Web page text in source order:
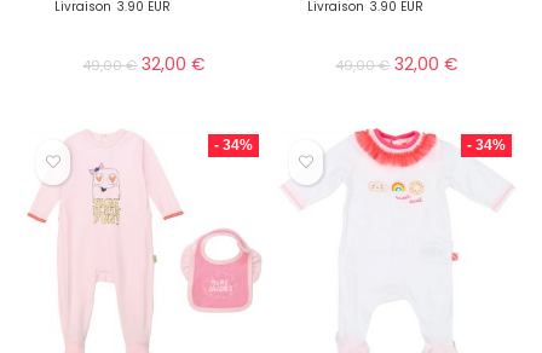
Livraison 3.90 EUR
49,00€ 32,00€
Livraison 3.90 EUR
49,00€ 32,00€
- 34% - 34%